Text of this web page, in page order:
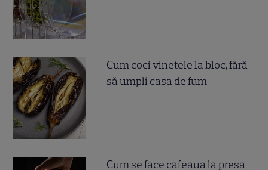
Cum coci vinetele la bloc, fără
să umpli casa de fum
Cum se face cafeaua la presa